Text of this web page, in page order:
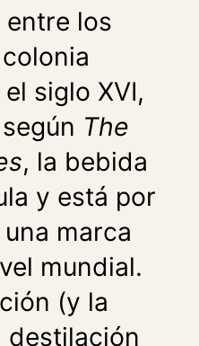
entre los
siglo XVI,
The
, la bebida
y está por
marca
mundial.
(y la
destilación